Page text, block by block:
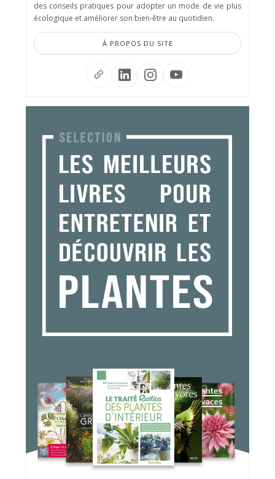
des conseils pratiques pour adopter un mode de vie plus
écologique et améliorer son bien-être au quotidien.
À PROPOS DU SITE